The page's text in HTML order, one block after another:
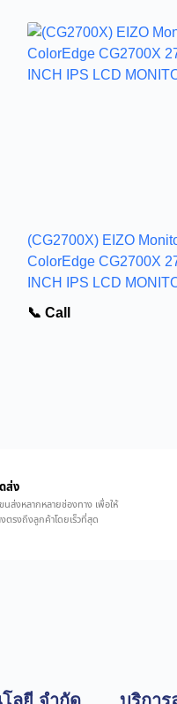
(CG2700X) EIZO
ColorEdge CG2700X
INCH IPS LCD
📞 Call
ส่ง
นส่งหลากหลายช่องทาง เพื่อให้
ตรงถึงลูกค้าโดยเร็วที่สุด